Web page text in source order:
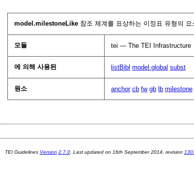
model.milestoneLike 참조 체계를 표상하는 이정표 유형의
모듈 tei — The TEI Infrastructure
에 의해 사용된 listBibl model.global subst
원소 anchor cb fw gb lb milestone
TEI Guidelines Version 2.7.0. Last updated on 16th September 2014 , revision